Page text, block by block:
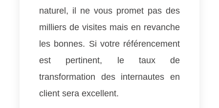
naturel, il ne vous promet pas des
milliers de visites mais en revanche
les bonnes. Si votre référencement
est pertinent, le taux de
transformation des internautes en
client sera excellent.